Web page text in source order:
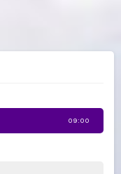
09:00